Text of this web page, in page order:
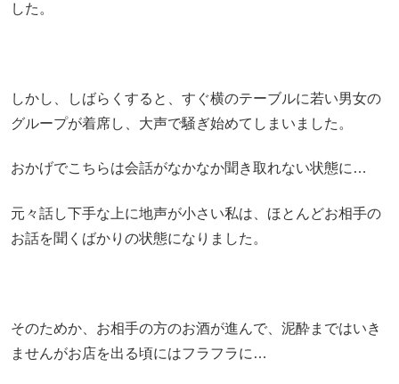
した。
しかし、しばらくすると、すぐ横のテーブルに若い男女の
グループが着席し、大声で騒ぎ始めてしまいました。
おかげでこちらは会話がなかなか聞き取れない状態に…
元々話し下手な上に地声が小さい私は、ほとんどお相手の
お話を聞くばかりの状態になりました。
そのためか、お相手の方のお酒が進んで、泥酔まではいき
ませんがお店を出る頃にはフラフラに…